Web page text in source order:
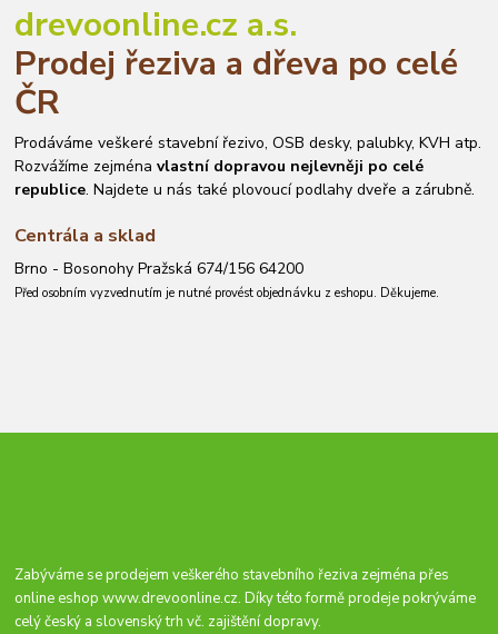
drevoonline.cz a.s.
Prodej řeziva a dřeva po celé
ČR
Prodáváme veškeré stavební řezivo, OSB desky, palubky, KVH atp.
Rozvážíme zejménavlastní dopravou nejlevněji po celé
republice. Najdete u nás také plovoucí podlahy dveře a zárubně.
Centrála a sklad
Brno - Bosonohy Pražská 674/156 64200
Před osobním vyzvednutím je nutné provést objednávku z eshopu. Děkujeme.
Zabýváme se prodejem veškerého stavebního řeziva zejména přes
online eshopwww.drevoonline.cz. Díky této formě prodeje pokrýváme
celý český a slovenský trh vč. zajištění dopravy.